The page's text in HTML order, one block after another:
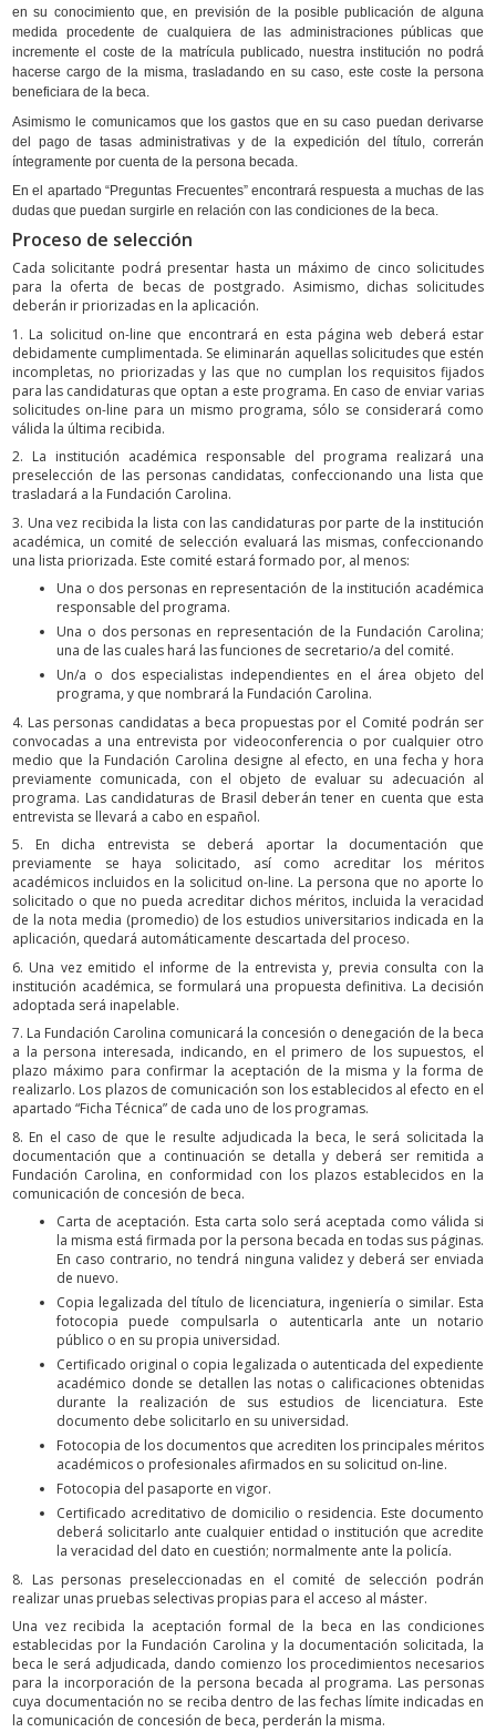
en su conocimiento que, en previsión de la posible publicación de alguna
medida procedente de cualquiera de las administraciones públicas que
incremente el coste de la matrícula publicado, nuestra institución no podrá
hacerse cargo de la misma, trasladando en su caso, este coste la persona
beneficiara de la beca.
Asimismo le comunicamos que los gastos que en su caso puedan derivarse
del pago de tasas administrativas y de la expedición del título, correrán
íntegramente por cuenta de la persona becada.
En el apartado “Preguntas Frecuentes” encontrará respuesta a muchas de las
dudas que puedan surgirle en relación con las condiciones de la beca.
Proceso de selección
Cada solicitante podrá presentar hasta un máximo de cinco solicitudes
para la oferta de becas de postgrado. Asimismo, dichas solicitudes
deberán ir priorizadas en la aplicación.
1. La solicitud on-line que encontrará en esta página web deberá estar
debidamente cumplimentada. Se eliminarán aquellas solicitudes que estén
incompletas, no priorizadas y las que no cumplan los requisitos fijados
para las candidaturas que optan a este programa. En caso de enviar varias
solicitudes on-line para un mismo programa, sólo se considerará como
válida la última recibida.
2. La institución académica responsable del programa realizará una
preselección de las personas candidatas, confeccionando una lista que
trasladará a la Fundación Carolina.
3. Una vez recibida la lista con las candidaturas por parte de la institución
académica, un comité de selección evaluará las mismas, confeccionando
una lista priorizada. Este comité estará formado por, al menos:
Una o dos personas en representación de la institución académica
responsable del programa.
Una o dos personas en representación de la Fundación Carolina;
una de las cuales hará las funciones de secretario/a del comité.
Un/a o dos especialistas independientes en el área objeto del
programa, y que nombrará la Fundación Carolina.
4. Las personas candidatas a beca propuestas por el Comité podrán ser
convocadas a una entrevista por videoconferencia o por cualquier otro
medio que la Fundación Carolina designe al efecto, en una fecha y hora
previamente comunicada, con el objeto de evaluar su adecuación al
programa. Las candidaturas de Brasil deberán tener en cuenta que esta
entrevista se llevará a cabo en español.
5. En dicha entrevista se deberá aportar la documentación que
previamente se haya solicitado, así como acreditar los méritos
académicos incluidos en la solicitud on-line. La persona que no aporte lo
solicitado o que no pueda acreditar dichos méritos, incluida la veracidad
de la nota media (promedio) de los estudios universitarios indicada en la
aplicación, quedará automáticamente descartada del proceso.
6. Una vez emitido el informe de la entrevista y, previa consulta con la
institución académica, se formulará una propuesta definitiva. La decisión
adoptada será inapelable.
7. La Fundación Carolina comunicará la concesión o denegación de la beca
a la persona interesada, indicando, en el primero de los supuestos, el
plazo máximo para confirmar la aceptación de la misma y la forma de
realizarlo. Los plazos de comunicación son los establecidos al efecto en el
apartado “Ficha Técnica” de cada uno de los programas.
8. En el caso de que le resulte adjudicada la beca, le será solicitada la
documentación que a continuación se detalla y deberá ser remitida a
Fundación Carolina, en conformidad con los plazos establecidos en la
comunicación de concesión de beca.
Carta de aceptación. Esta carta solo será aceptada como válida si
la misma está firmada por la persona becada en todas sus páginas.
En caso contrario, no tendrá ninguna validez y deberá ser enviada
de nuevo.
Copia legalizada del título de licenciatura, ingeniería o similar. Esta
fotocopia puede compulsarla o autenticarla ante un notario
público o en su propia universidad.
Certificado original o copia legalizada o autenticada del expediente
académico donde se detallen las notas o calificaciones obtenidas
durante la realización de sus estudios de licenciatura. Este
documento debe solicitarlo en su universidad.
Fotocopia de los documentos que acrediten los principales méritos
académicos o profesionales afirmados en su solicitud on-line.
Fotocopia del pasaporte en vigor.
Certificado acreditativo de domicilio o residencia. Este documento
deberá solicitarlo ante cualquier entidad o institución que acredite
la veracidad del dato en cuestión; normalmente ante la policía.
8. Las personas preseleccionadas en el comité de selección podrán
realizar unas pruebas selectivas propias para el acceso al máster.
Una vez recibida la aceptación formal de la beca en las condiciones
establecidas por la Fundación Carolina y la documentación solicitada, la
beca le será adjudicada, dando comienzo los procedimientos necesarios
para la incorporación de la persona becada al programa. Las personas
cuya documentación no se reciba dentro de las fechas límite indicadas en
la comunicación de concesión de beca, perderán la misma.